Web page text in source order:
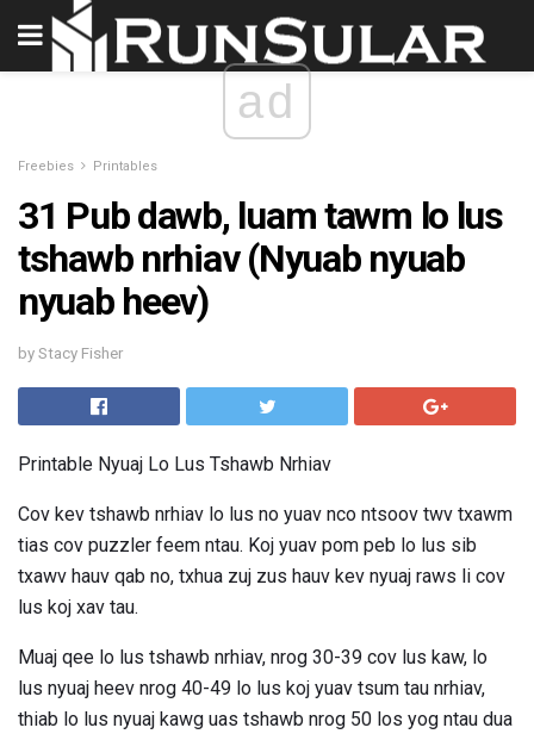
ad
Freebies Printables
31 Pub dawb, luam tawm lo lus
tshawb nrhiav (Nyuab nyuab
nyuab heev)
by Stacy Fisher
Printable Nyuaj Lo Lus Tshawb Nrhiav
Cov kev tshawb nrhiav lo lus no yuav nco ntsoov twv txawm
tias cov puzzler feem ntau. Koj yuav pom peb lo lus sib
txawv hauv qab no, txhua zuj zus hauv kev nyuaj raws li cov
lus koj xav tau.
Muaj qee lo lus tshawb nrhiav, nrog 30-39 cov lus kaw, lo
lus nyuaj heev nrog 40-49 lo lus koj yuav tsum tau nrhiav,
thiab lo lus nyuaj kawg uas tshawb nrog 50 los yog ntau dua